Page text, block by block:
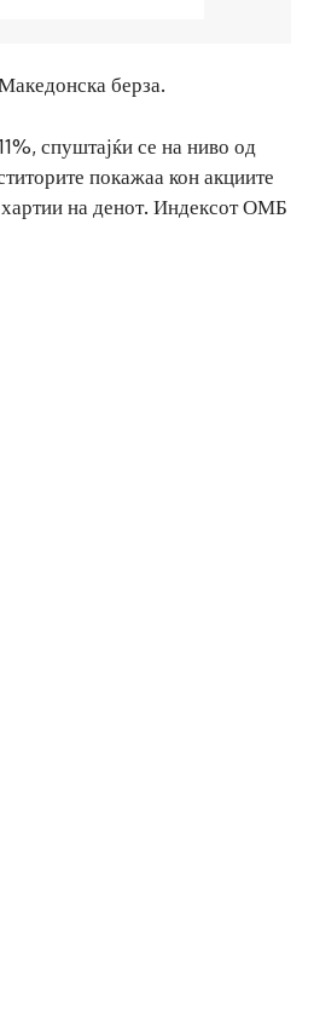
берза.
спуштајќи се на ниво од
покажаа кон акциите
хартии на денот. Индексот ОМБ